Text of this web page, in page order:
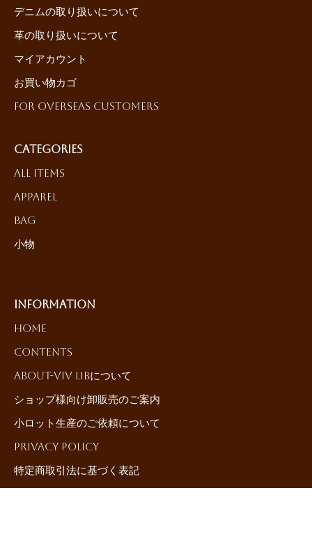
デニムの取り扱いについて
革の取り扱いについて
マイアカウント
お買い物カゴ
For Overseas Customers
Categories
All Items
Apparel
Bag
小物
Information
HOME
Contents
About-ViV LiBについて
ショップ様向け卸販売のご案内
小ロット生産のご依頼について
Privacy Policy
特定商取引法に基づく表記